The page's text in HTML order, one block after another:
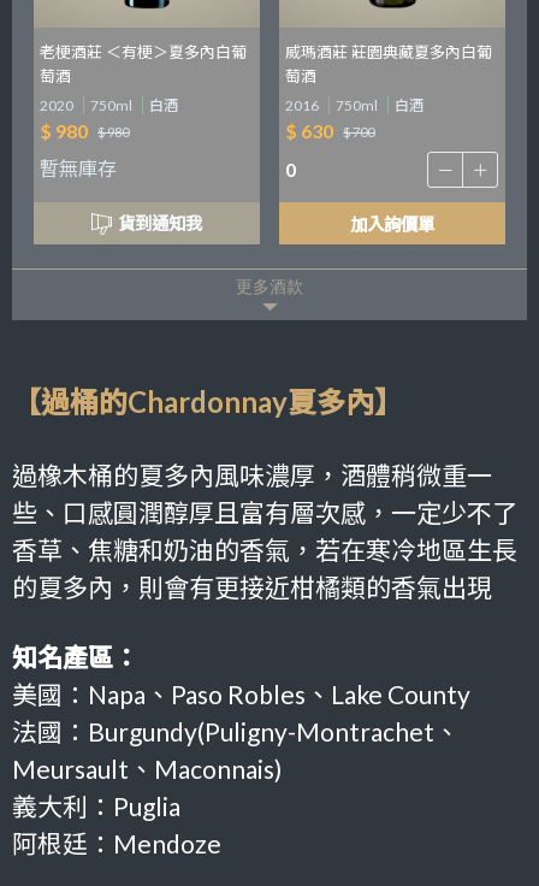
老梗酒莊 ＜有梗＞夏多內白葡
萄酒
2020 750ml 白酒
$ 980 $ 980
暫無庫存
貨到通知我
威瑪酒莊 莊園典藏夏多內白葡
萄酒
2016 750ml 白酒
$ 630 $ 700
加入詢價單
更多酒款
【過桶的Chardonnay夏多內】
過橡木桶的夏多內風味濃厚，酒體稍微重一
些、口感圓潤醇厚且富有層次感，一定少不了
香草、焦糖和奶油的香氣，若在寒冷地區生長
的夏多內，則會有更接近柑橘類的香氣出現
知名產區：
美國：Napa 、 Paso Robles 、Lake County
法國：Burgundy(Puligny-Montrachet 、
Meursault、Maconnais)
義大利：Puglia
阿根廷：Mendoze